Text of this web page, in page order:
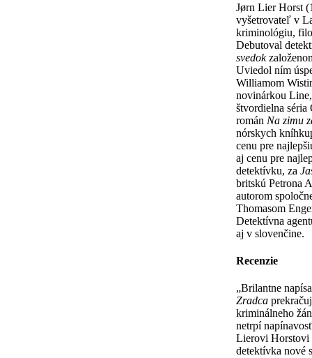
Jørn Lier Horst
vyšetrovateľ v
kriminológiu,
Debutoval
svedok
Uviedol ním
Williamom
novinárkou
štvordielna
román Na zimu
nórskych
cenu pre
aj cenu pre
detektívku, za
britskú Petrona
autorom
Thomasom
Detektívna
aj v slovenčine.
Recenzie
„Brilantne
Zradca
kriminálneho
netrpí
Lierovi Horstovi
detektívka nové